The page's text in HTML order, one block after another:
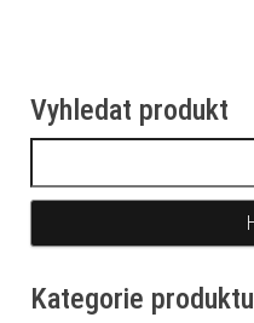
Vyhledat produkt
Kategorie produktu